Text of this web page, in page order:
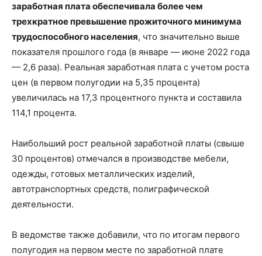
заработная плата обеспечивала более чем
трехкратное превышение прожиточного минимума
трудоспособного населения, что значительно выше
показателя прошлого года (в январе — июне 2022 года
— 2,6 раза). Реальная заработная плата с учетом роста
цен (в первом полугодии на 5,35 процента)
увеличилась на 17,3 процентного пункта и составила
114,1 процента.
Наибольший рост реальной заработной платы (свыше
30 процентов) отмечался в производстве мебели,
одежды, готовых металлических изделий,
автотранспортных средств, полиграфической
деятельности.
В ведомстве также добавили, что по итогам первого
полугодия на первом месте по заработной плате